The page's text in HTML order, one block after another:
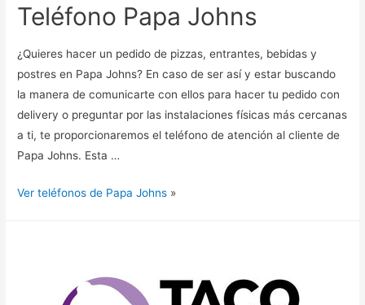
Teléfono Papa Johns
¿Quieres hacer un pedido de pizzas, entrantes, bebidas y
postres en Papa Johns? En caso de ser así y estar buscando
la manera de comunicarte con ellos para hacer tu pedido con
delivery o preguntar por las instalaciones físicas más cercanas
a ti, te proporcionaremos el teléfono de atención al cliente de
Papa Johns. Esta …
Ver teléfonos de Papa Johns »